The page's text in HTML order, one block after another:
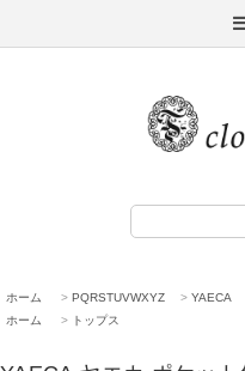
ホーム > PQRSTUVWXYZ > YAECA
ホーム
> トップス